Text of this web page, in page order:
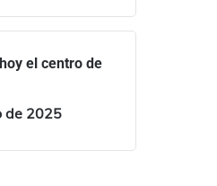
el centro de
de 2025